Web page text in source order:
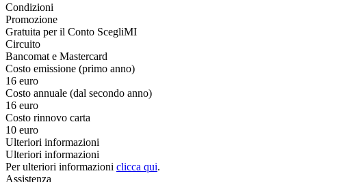
Condizioni
Promozione
Gratuita per il Conto ScegliMI
Circuito
Bancomat e Mastercard
Costo emissione (primo anno)
16 euro
Costo annuale (dal secondo anno)
16 euro
Costo rinnovo carta
10 euro
Ulteriori informazioni
Ulteriori informazioni
Per ulteriori informazioni clicca qui.
Assistenza